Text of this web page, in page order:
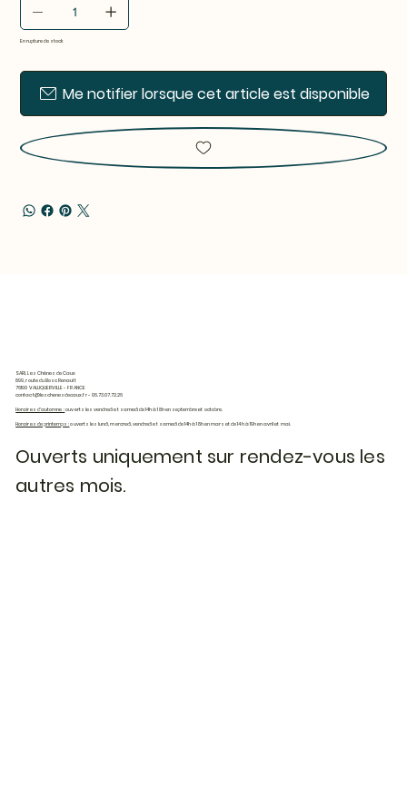
En rupture de stock
Me notifier lorsque cet article est disponible
SARL Les Chênes de Caux
899, route du Bosc Renault
76190 VALLIQUERVILLE - FRANCE
contact@leschenesdecaux.fr- 06.73.07.72.26
Horaires d'automne :ouverts les vendredi et samedi de 14h à 18h en septembre et octobre.
Horaires de printemps :ouverts les lundi, mercredi, vendredi et samedi de 14h à 18h en mars et de 14h à 19h en avril et mai.
Ouverts uniquement sur rendez-vous les
autres mois.